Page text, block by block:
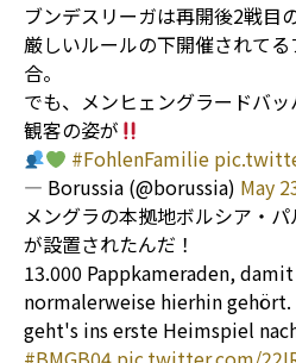
ブンデスリーガは再開後2戦目
厳しいルールの下開催されて
合。
でも、メンヒェングラードバ
観客の姿が
#FohlenFamilie
— Borussia (@borussia) May
メングラの本拠地ボルシア・
が設置されたんだ！
13.000 Pappkameraden,
normalerweise hierhin gehört.
geht's ins erste Heimspiel